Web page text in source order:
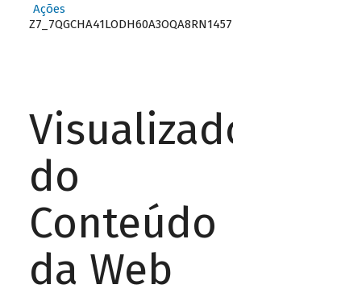
Ações
Z7_7QGCHA41LODH60A3OQA8RN1457
Visualizador
do
Conteúdo
da Web